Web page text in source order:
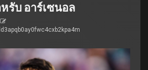
รับ อาร์เซนอล